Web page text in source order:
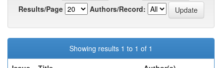
Results/Page
Authors/Record:
Showing results 1 to 1 of 1